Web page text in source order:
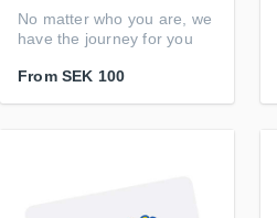
No matter who you are, we
have the journey for you
From SEK 100